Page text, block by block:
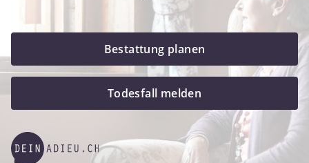
Bestattung planen
Todesfall melden